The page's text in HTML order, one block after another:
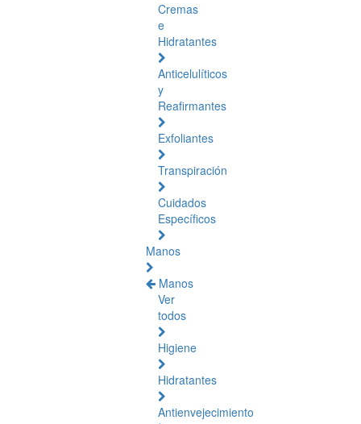
Cremas
e
Hidratantes
Anticelulíticos
y
Reafirmantes
Exfoliantes
Transpiración
Cuidados
Específicos
Manos
Manos
Ver
todos
Higiene
Hidratantes
Antienvejecimiento